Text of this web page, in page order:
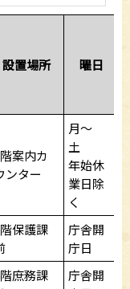
設置場所 曜日
案内カ
ンター
月～
土
年始休
業日除
く
保護課
庁舎開
庁日
庶務課
庁舎開